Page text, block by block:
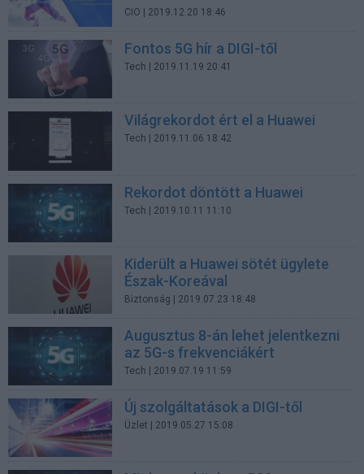
CIO | 2019.12.20 18:46
Fontos 5G hír a DIGI-től
Tech | 2019.11.19 20:41
Világrekordot ért el a Huawei
Tech | 2019.11.06 18:42
Rekordot döntött a Huawei
Tech | 2019.10.11 11:10
Kiderült a Huawei sötét ügylete
Észak-Koreával
Biztonság | 2019.07.23 18:48
Augusztus 8-án lehet jelentkezni
az 5G-s frekvenciákért
Tech | 2019.07.19 11:59
Új szolgáltatások a DIGI-től
Üzlet | 2019.05.27 15:08